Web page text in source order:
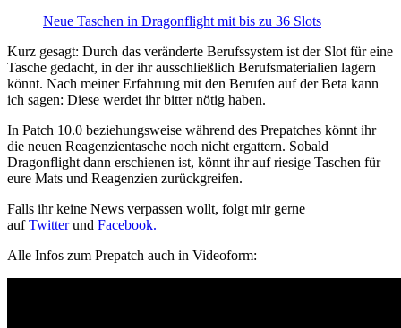
Neue Taschen in Dragonflight mit bis zu 36 Slots
Kurz gesagt: Durch das veränderte Berufssystem ist der Slot für eine
Tasche gedacht, in der ihr ausschließlich Berufsmaterialien lagern
könnt. Nach meiner Erfahrung mit den Berufen auf der Beta kann
ich sagen: Diese werdet ihr bitter nötig haben.
In Patch 10.0 beziehungsweise während des Prepatches könnt ihr
die neuen Reagenzientasche noch nicht ergattern. Sobald
Dragonflight dann erschienen ist, könnt ihr auf riesige Taschen für
eure Mats und Reagenzien zurückgreifen.
Falls ihr keine News verpassen wollt, folgt mir gerne
aufTwitterund Facebook.
Alle Infos zum Prepatch auch in Videoform: